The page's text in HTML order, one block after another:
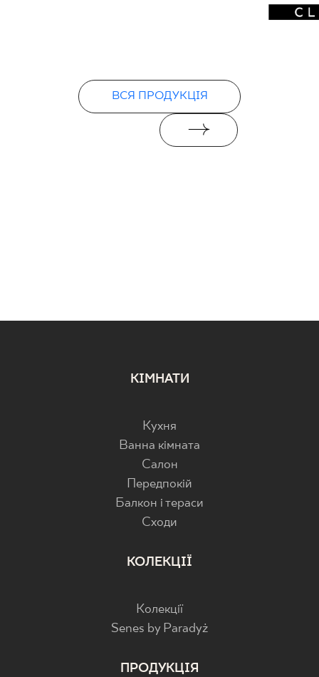
ВСЯ ПРОДУКЦІЯ
КІМНАТИ
Кухня
Ванна кімната
Салон
Передпокій
Балкон і тераси
Cходи
КОЛЕКЦІЇ
Колекції
Senes by Paradyż
ПРОДУКЦІЯ